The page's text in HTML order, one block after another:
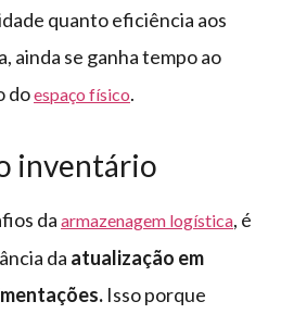
quanto eficiência aos
ainda se ganha tempo ao
doespaço físico.
inventário
da armazenagem logística, é
da atualização em
Isso porque